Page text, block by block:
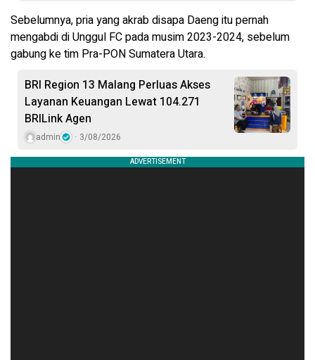
Sebelumnya, pria yang akrab disapa Daeng itu pernah
mengabdi di Unggul FC pada musim 2023-2024, sebelum
gabung ke tim Pra-PON Sumatera Utara.
BRI Region 13 Malang Perluas Akses
Layanan Keuangan Lewat 104.271
BRILink Agen
admin 3/08/2026